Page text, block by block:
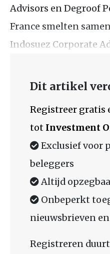
Advisors en Degroof
France smelten
Indosuez Corporate
Dit artikel
Registreer gratis
tot Investment
Exclusief voor
beleggers
Altijd
Onbeperkt
nieuwsbrieven
Registreren